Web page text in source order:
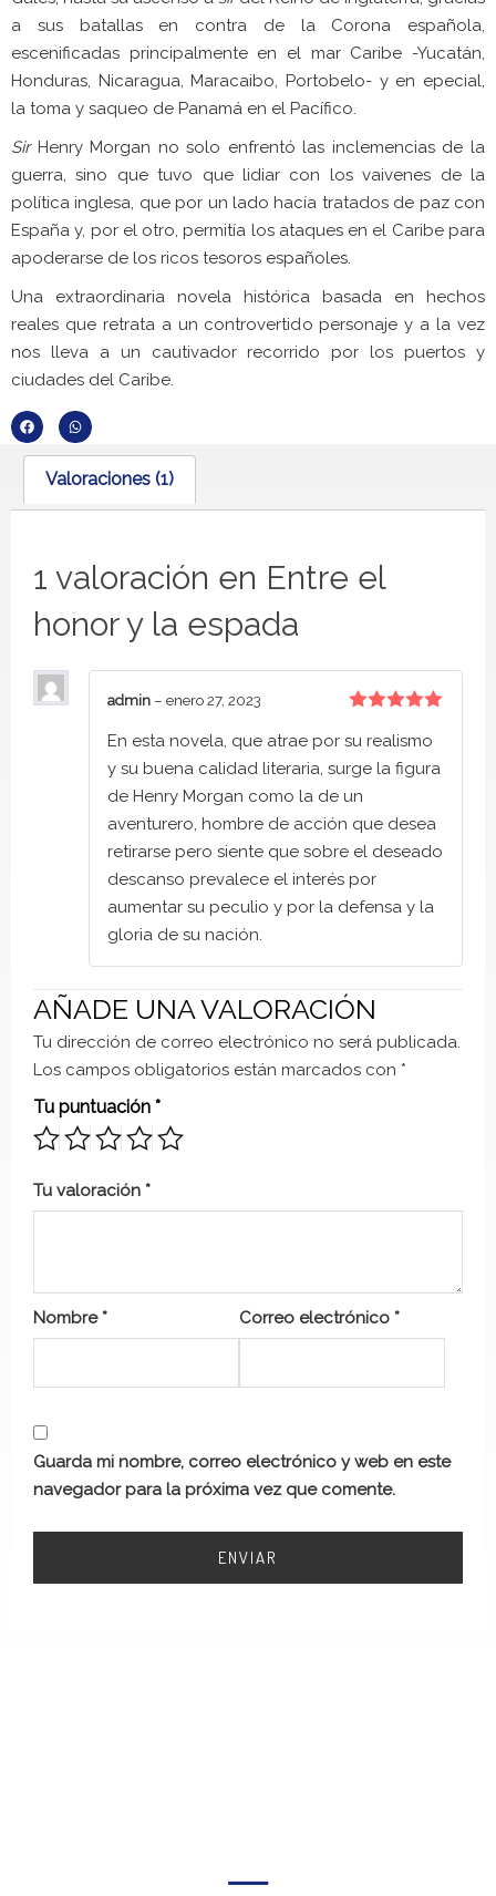
a sus batallas en contra de la Corona española,
escenificadas principalmente en el mar Caribe -Yucatán,
Honduras, Nicaragua, Maracaibo, Portobelo- y en epecial,
la toma y saqueo de Panamá en el Pacífico.
SirHenry Morgan no solo enfrentó las inclemencias de la
guerra, sino que tuvo que lidiar con los vaivenes de la
política inglesa, que por un lado hacía tratados de paz con
España y, por el otro, permitía los ataques en el Caribe para
apoderarse de los ricos tesoros españoles.
Una extraordinaria novela histórica basada en hechos
reales que retrata a un controvertido personaje y a la vez
nos lleva a un cautivador recorrido por los puertos y
ciudades del Caribe.
Valoraciones (1)
1 valoración en Entre el
honor y la espada
con5de 5
admin – enero 27, 2023
En esta novela, que atrae por su realismo
y su buena calidad literaria, surge la figura
de Henry Morgan como la de un
aventurero, hombre de acción que desea
retirarse pero siente que sobre el deseado
descanso prevalece el interés por
aumentar su peculio y por la defensa y la
gloria de su nación.
AÑADE UNA VALORACIÓN
Tu dirección de correo electrónico no será publicada.
Los campos obligatorios están marcados con *
Tu puntuación *
Tu valoración *
Nombre* Correo electrónico*
Guarda mi nombre, correo electrónico y web en este
navegador para la próxima vez que comente.